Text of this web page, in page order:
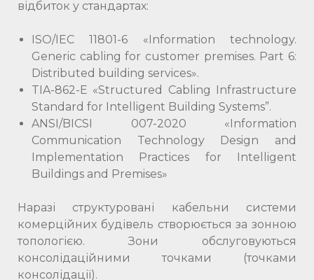
відбиток у стандартах:
ISO/IEC 11801-6 «Information technology.
Generic cabling for customer premises. Part 6:
Distributed building services».
TIA-862-E «Structured Cabling Infrastructure
Standard for Intelligent Building Systems”.
ANSI/BICSI 007-2020 «Information
Communication Technology Design and
Implementation Practices for Intelligent
Buildings and Premises»
Наразі структуровані кабельни системи
комерційних будівель створюється за зонною
топологією. Зони обслуговуються
консолідаційними точками (точками
консолідації).